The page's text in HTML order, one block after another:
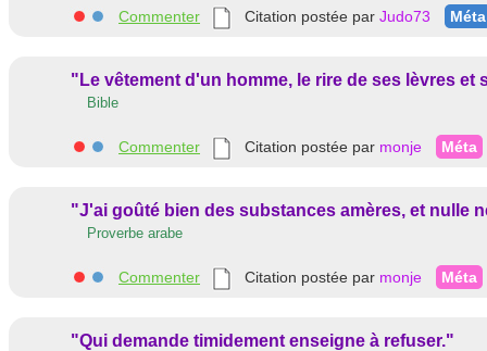
Commenter Citation postée par Judo73 Méta
"Le vêtement d'un homme, le rire de ses lèvres et
Bible
Commenter Citation postée par monje Méta
"J'ai goûté bien des substances amères, et nulle
Proverbe arabe
Commenter Citation postée par monje Méta
"Qui demande timidement enseigne à refuser."